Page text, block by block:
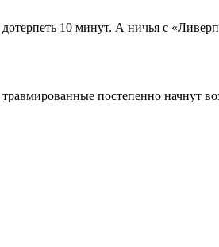
10 минут. А ничья с
постепенно начнут